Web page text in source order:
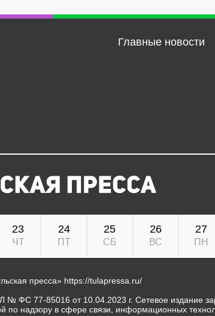
Главные новости
23
ЧТ
24
ПТ
25
СБ
26
ВС
27
ПН
пресса» https://tulapressa.ru/
№ ФС 77-85016 от 10.04.2023 г. Сетевое издание
по надзору в сфере связи, информационных